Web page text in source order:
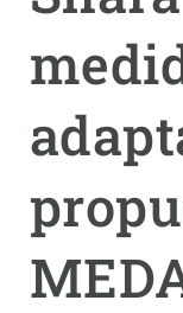
NOTICIAS Y AGENDA